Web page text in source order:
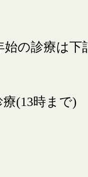
の診療は下
(13時まで)